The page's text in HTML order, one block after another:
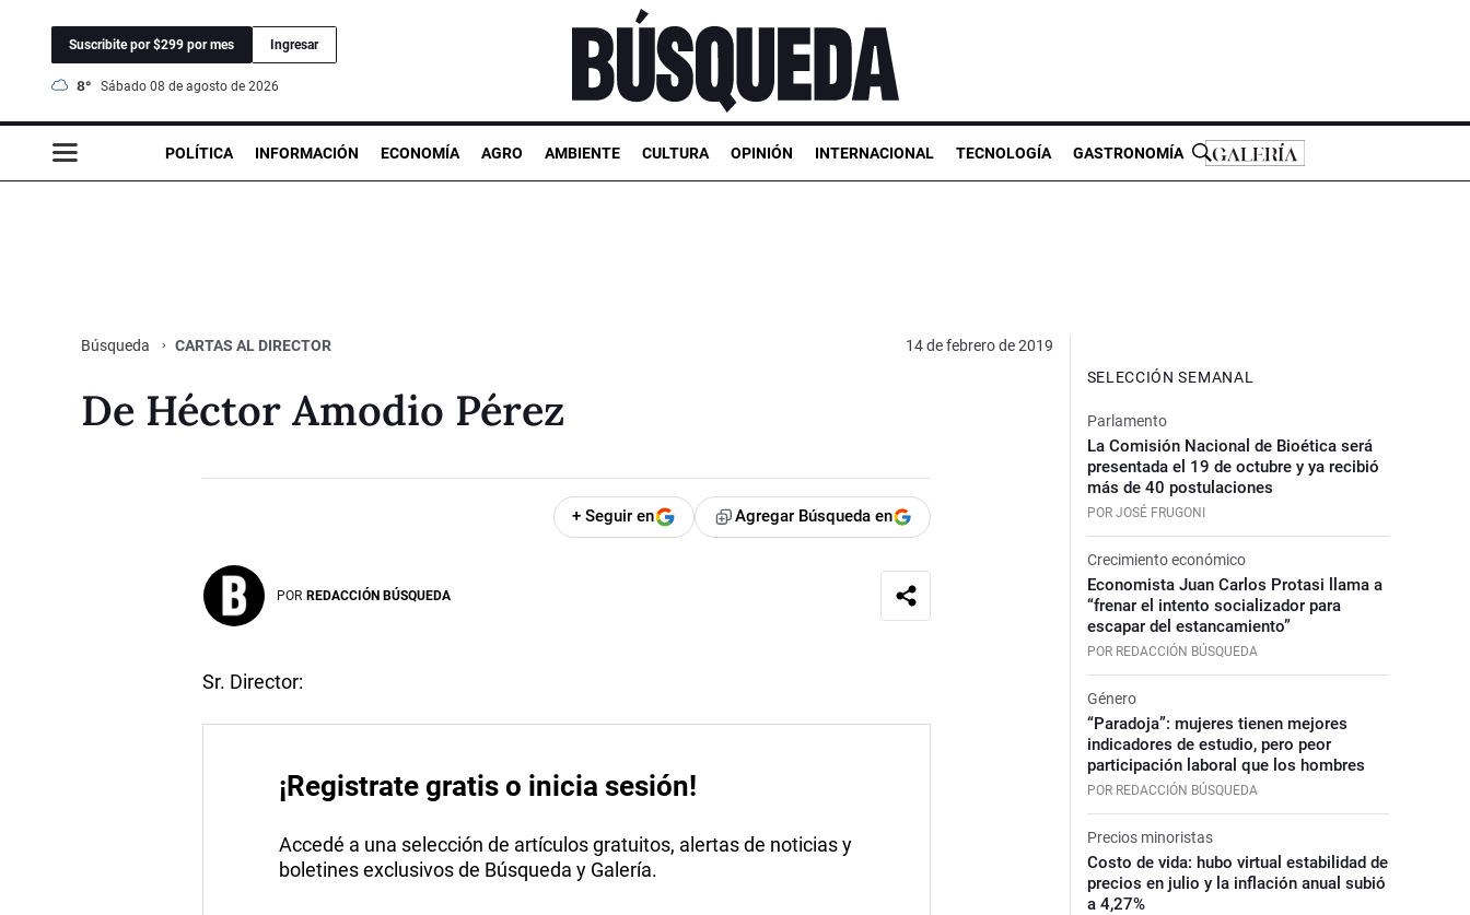
Suscribite por $299 por mes Ingresar
8° sábado 08 de agosto de 2026
POLÍTICA INFORMACIÓN ECONOMÍA AGRO AMBIENTE CULTURA OPINIÓN INTERNACIONAL TECNOLOGÍA GASTRONOMÍA
Búsqueda CARTAS AL DIRECTOR 14 de febrero de 2019
De Héctor Amodio Pérez
+ Seguir en Agregar Búsqueda en
POR REDACCIÓN BÚSQUEDA
Sr. Director:
¡Registrate gratis o inicia sesión!
Accedé a una selección de artículos gratuitos, alertas de noticias y
boletines exclusivos de Búsqueda y Galería.
SELECCIÓN SEMANAL
Parlamento
La Comisión Nacional de Bioética será
presentada el 19 de octubre y ya recibió
más de 40 postulaciones
POR JOSÉ FRUGONI
Crecimiento económico
Economista Juan Carlos Protasi llama a
“frenar el intento socializador para
escapar del estancamiento”
POR REDACCIÓN BÚSQUEDA
Género
“Paradoja”: mujeres tienen mejores
indicadores de estudio, pero peor
participación laboral que los hombres
POR REDACCIÓN BÚSQUEDA
Precios minoristas
Costo de vida: hubo virtual estabilidad de
precios en julio y la inflación anual subió
a 4,27%